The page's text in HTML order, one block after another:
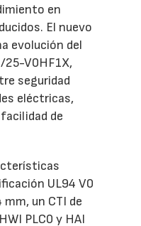
en
El nuevo
evolución del
25-V0HF1X,
seguridad
eléctricas,
de
UL94 V0
un CTI de
PLC0 y HAI